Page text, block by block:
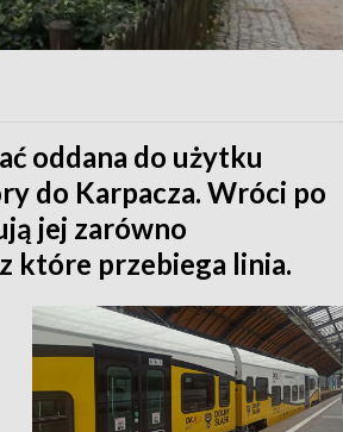
oddana do użytku
do Karpacza. Wróci po
jej zarówno
które przebiega linia.